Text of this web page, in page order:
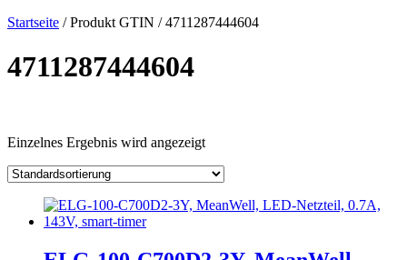
Startseite / Produkt GTIN / 4711287444604
4711287444604
Hersteller
Auf Lager
Ausgangsspannung
Ausgangsstrom
Ausgang Anschluss
Einzelnes Ergebnis wird angezeigt